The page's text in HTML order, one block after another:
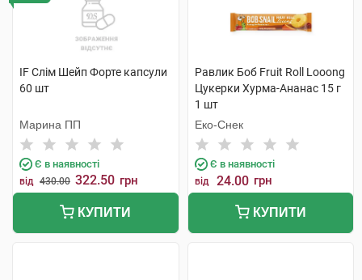
IF Слім Шейп Форте капсули
60 шт
Марина ПП
Є в наявності
від 430.00 322.50 грн
КУПИТИ
Равлик Боб Fruit Roll Looong
Цукерки Хурма-Ананас 15 г
1 шт
Еко-Снек
Є в наявності
від 24.00 грн
КУПИТИ